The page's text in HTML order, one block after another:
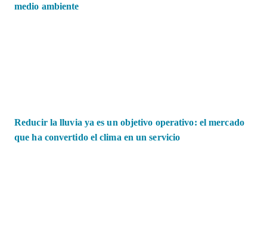
medio ambiente
Reducir la lluvia ya es un objetivo operativo: el mercado
que ha convertido el clima en un servicio